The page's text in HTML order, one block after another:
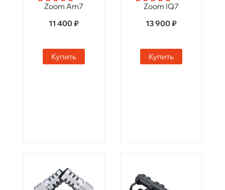
Zoom Am7
11 400 ₽
Купить
Zoom IQ7
13 900 ₽
Купить